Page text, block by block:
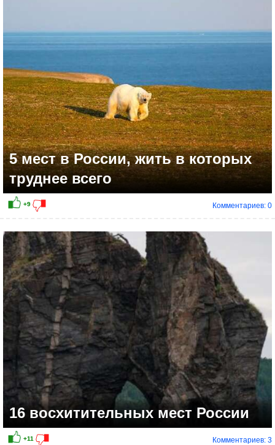
+13
5 мест в России, жить в которых
труднее всего
Комментариев: 0
16 восхитительных мест России
Комментариев: 3